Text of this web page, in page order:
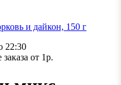
22:30
от 1р.